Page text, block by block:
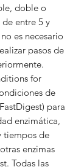
doble o
entre 5 y
es necesario
pasos de
for
de
para
enzimática,
tiempos de
enzimas
Todas las